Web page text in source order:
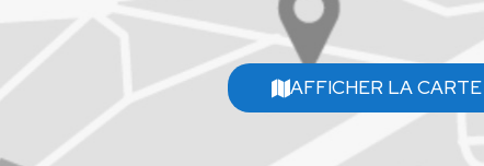
AFFICHER LA CARTE